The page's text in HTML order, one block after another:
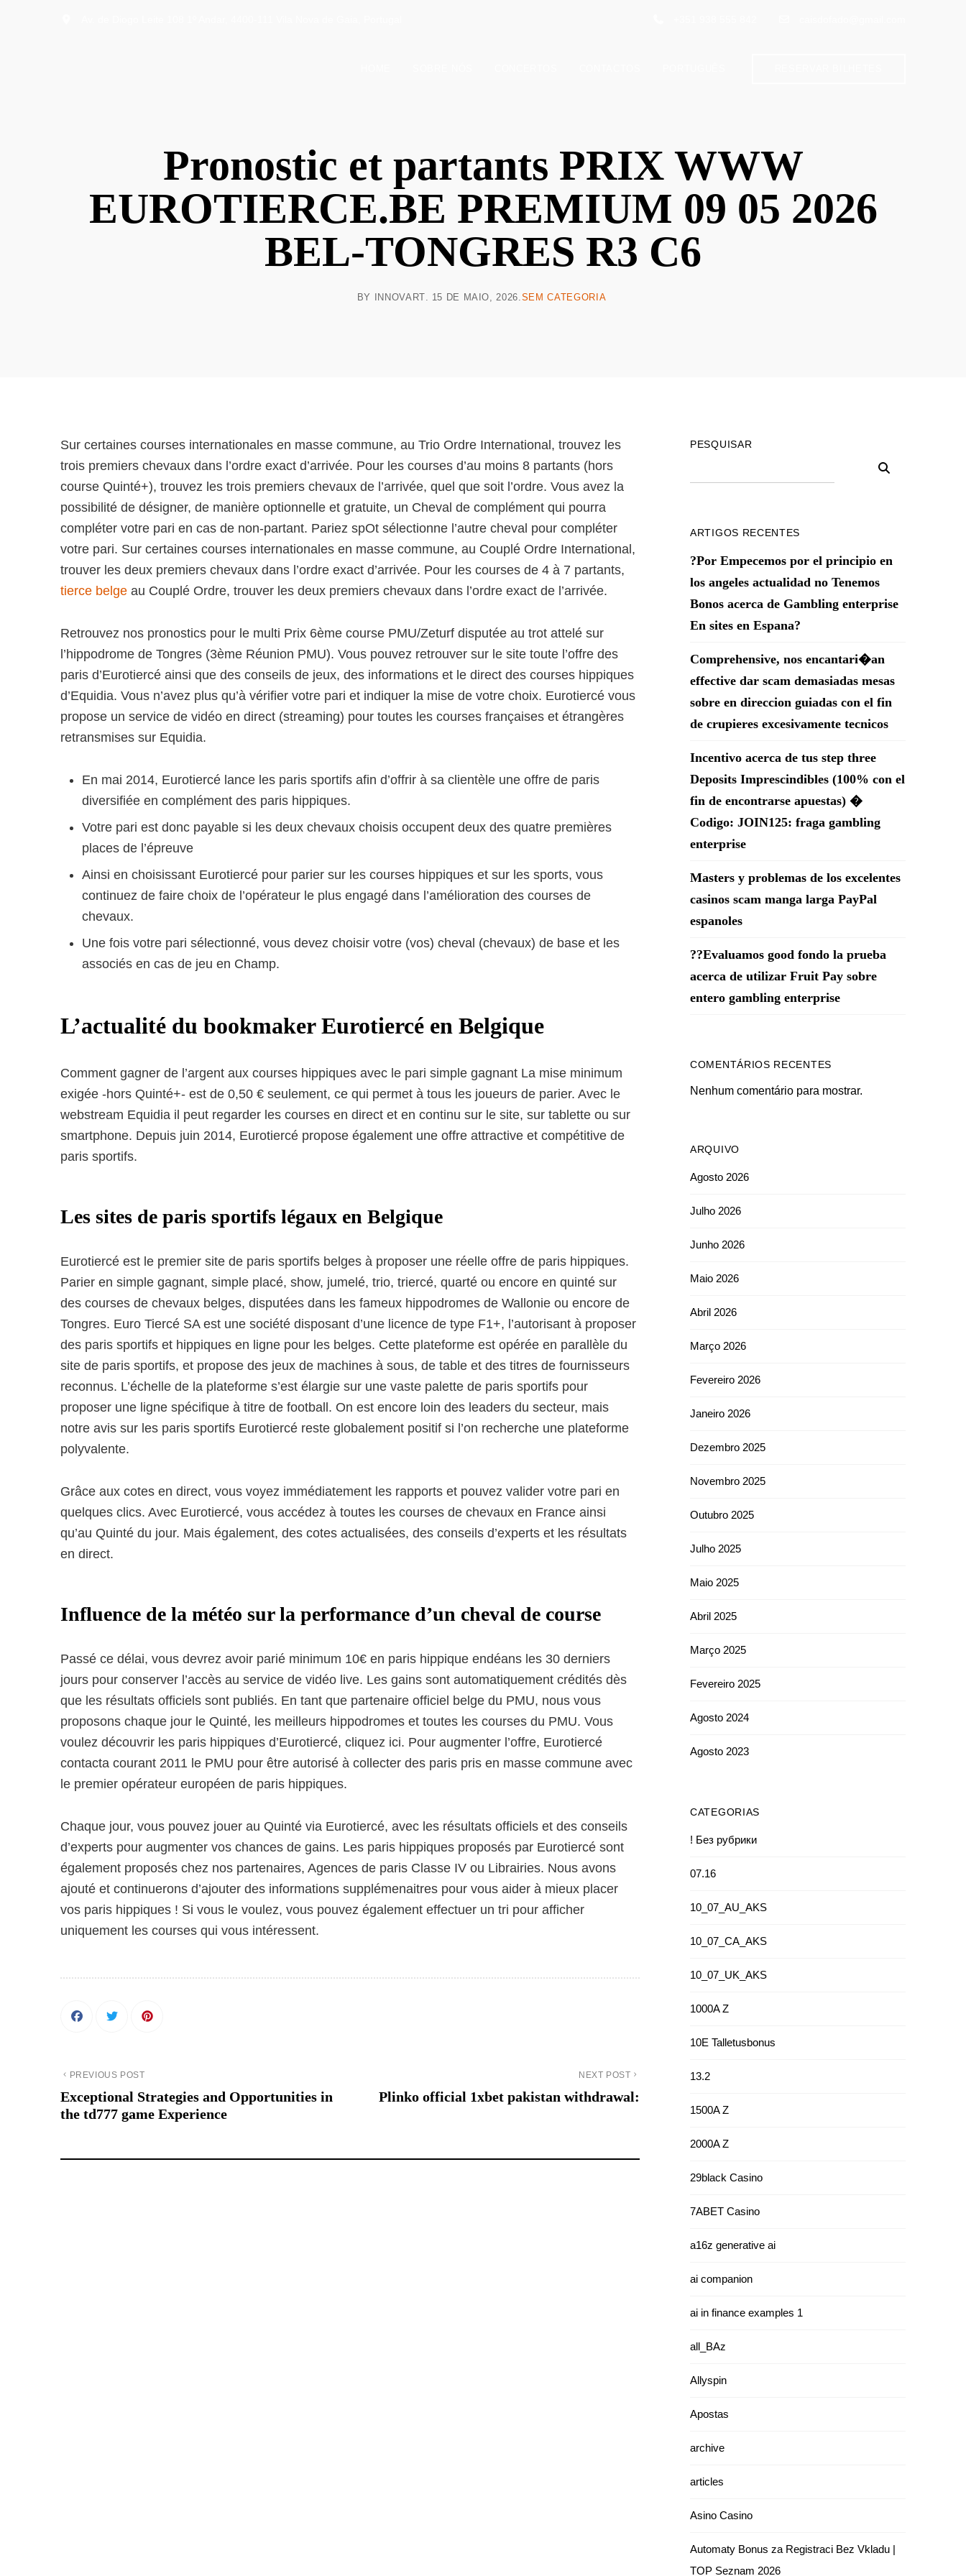
Pronostic et partants PRIX WWW
EUROTIERCE.BE PREMIUM 09 05 2026
BEL-TONGRES R3 C6
BY INNOVART 15 DE MAIO, 2026 SEM CATEGORIA
Sur certaines courses internationales en masse commune, au Trio Ordre International, trouvez les
trois premiers chevaux dans l’ordre exact d’arrivée. Pour les courses d’au moins 8 partants (hors
course Quinté+), trouvez les trois premiers chevaux de l’arrivée, quel que soit l’ordre. Vous avez la
possibilité de désigner, de manière optionnelle et gratuite, un Cheval de complément qui pourra
compléter votre pari en cas de non-partant. Pariez spOt sélectionne l’autre cheval pour compléter
votre pari. Sur certaines courses internationales en masse commune, au Couplé Ordre International,
trouver les deux premiers chevaux dans l’ordre exact d’arrivée. Pour les courses de 4 à 7 partants,
tierce belge au Couplé Ordre, trouver les deux premiers chevaux dans l’ordre exact de l’arrivée.
Retrouvez nos pronostics pour le multi Prix 6ème course PMU/Zeturf disputée au trot attelé sur
l’hippodrome de Tongres (3ème Réunion PMU). Vous pouvez retrouver sur le site toute l’offre des
paris d’Eurotiercé ainsi que des conseils de jeux, des informations et le direct des courses hippiques
d’Equidia. Vous n’avez plus qu’à vérifier votre pari et indiquer la mise de votre choix. Eurotiercé vous
propose un service de vidéo en direct (streaming) pour toutes les courses françaises et étrangères
retransmises sur Equidia.
En mai 2014, Eurotiercé lance les paris sportifs afin d’offrir à sa clientèle une offre de paris
diversifiée en complément des paris hippiques.
Votre pari est donc payable si les deux chevaux choisis occupent deux des quatre premières
places de l’épreuve
Ainsi en choisissant Eurotiercé pour parier sur les courses hippiques et sur les sports, vous
continuez de faire choix de l’opérateur le plus engagé dans l’amélioration des courses de
chevaux.
Une fois votre pari sélectionné, vous devez choisir votre (vos) cheval (chevaux) de base et les
associés en cas de jeu en Champ.
L’actualité du bookmaker Eurotiercé en Belgique
Comment gagner de l’argent aux courses hippiques avec le pari simple gagnant La mise minimum
exigée -hors Quinté+- est de 0,50 € seulement, ce qui permet à tous les joueurs de parier. Avec le
webstream Equidia il peut regarder les courses en direct et en continu sur le site, sur tablette ou sur
smartphone. Depuis juin 2014, Eurotiercé propose également une offre attractive et compétitive de
paris sportifs.
Les sites de paris sportifs légaux en Belgique
Eurotiercé est le premier site de paris sportifs belges à proposer une réelle offre de paris hippiques.
Parier en simple gagnant, simple placé, show, jumelé, trio, triercé, quarté ou encore en quinté sur
des courses de chevaux belges, disputées dans les fameux hippodromes de Wallonie ou encore de
Tongres. Euro Tiercé SA est une société disposant d’une licence de type F1+, l’autorisant à proposer
des paris sportifs et hippiques en ligne pour les belges. Cette plateforme est opérée en parallèle du
site de paris sportifs, et propose des jeux de machines à sous, de table et des titres de fournisseurs
reconnus. L’échelle de la plateforme s’est élargie sur une vaste palette de paris sportifs pour
proposer une ligne spécifique à titre de football. On est encore loin des leaders du secteur, mais
notre avis sur les paris sportifs Eurotiercé reste globalement positif si l’on recherche une plateforme
polyvalente.
Grâce aux cotes en direct, vous voyez immédiatement les rapports et pouvez valider votre pari en
quelques clics. Avec Eurotiercé, vous accédez à toutes les courses de chevaux en France ainsi
qu’au Quinté du jour. Mais également, des cotes actualisées, des conseils d’experts et les résultats
en direct.
Influence de la météo sur la performance d’un cheval de course
Passé ce délai, vous devrez avoir parié minimum 10€ en paris hippique endéans les 30 derniers
jours pour conserver l’accès au service de vidéo live. Les gains sont automatiquement crédités dès
que les résultats officiels sont publiés. En tant que partenaire officiel belge du PMU, nous vous
proposons chaque jour le Quinté, les meilleurs hippodromes et toutes les courses du PMU. Vous
voulez découvrir les paris hippiques d’Eurotiercé, cliquez ici. Pour augmenter l’offre, Eurotiercé
contacta courant 2011 le PMU pour être autorisé à collecter des paris pris en masse commune avec
le premier opérateur européen de paris hippiques.
Chaque jour, vous pouvez jouer au Quinté via Eurotiercé, avec les résultats officiels et des conseils
d’experts pour augmenter vos chances de gains. Les paris hippiques proposés par Eurotiercé sont
également proposés chez nos partenaires, Agences de paris Classe IV ou Librairies. Nous avons
ajouté et continuerons d’ajouter des informations supplémenaitres pour vous aider à mieux placer
vos paris hippiques ! Si vous le voulez, vous pouvez également effectuer un tri pour afficher
uniquement les courses qui vous intéressent.
PREVIOUS POST
Exceptional Strategies and Opportunities in
the td777 game Experience
NEXT POST
Plinko official 1xbet pakistan withdrawal:
PESQUISAR
ARTIGOS RECENTES
?Por Empecemos por el principio en
los angeles actualidad no Tenemos
Bonos acerca de Gambling enterprise
En sites en Espana?
Comprehensive, nos encantari�an
effective dar scam demasiadas mesas
sobre en direccion guiadas con el fin
de crupieres excesivamente tecnicos
Incentivo acerca de tus step three
Deposits Imprescindibles (100% con el
fin de encontrarse apuestas) �
Codigo: JOIN125: fraga gambling
enterprise
Masters y problemas de los excelentes
casinos scam manga larga PayPal
espanoles
??Evaluamos good fondo la prueba
acerca de utilizar Fruit Pay sobre
entero gambling enterprise
COMENTÁRIOS RECENTES
Nenhum comentário para mostrar.
ARQUIVO
Agosto 2026
Julho 2026
Junho 2026
Maio 2026
Abril 2026
Março 2026
Fevereiro 2026
Janeiro 2026
Dezembro 2025
Novembro 2025
Outubro 2025
Julho 2025
Maio 2025
Abril 2025
Março 2025
Fevereiro 2025
Agosto 2024
Agosto 2023
CATEGORIAS
! Без рубрики
07.16
10_07_AU_AKS
10_07_CA_AKS
10_07_UK_AKS
1000A Z
10E Talletusbonus
13.2
1500A Z
2000A Z
29black Casino
7ABET Casino
a16z generative ai
ai companion
ai in finance examples 1
all_BAz
Allyspin
Apostas
archive
articles
Asino Casino
Automaty Bonus za Registraci Bez Vkladu |
TOP Seznam 2026